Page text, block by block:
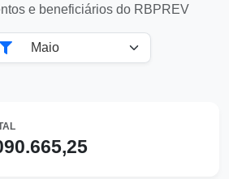
e beneficiários do RBPREV